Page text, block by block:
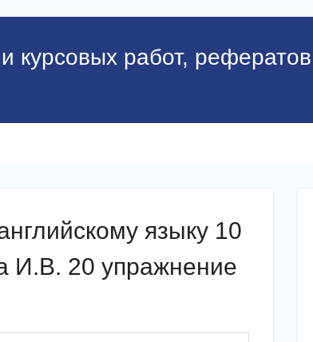
курсовых работ, рефератов
языку 10
И.В. 20 упражнение